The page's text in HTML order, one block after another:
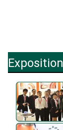
Exposition